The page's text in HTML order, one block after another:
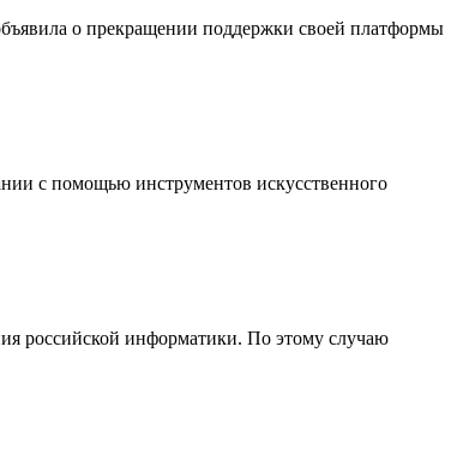
о прекращении поддержки своей платформы
с помощью инструментов искусственного
российской информатики. По этому случаю